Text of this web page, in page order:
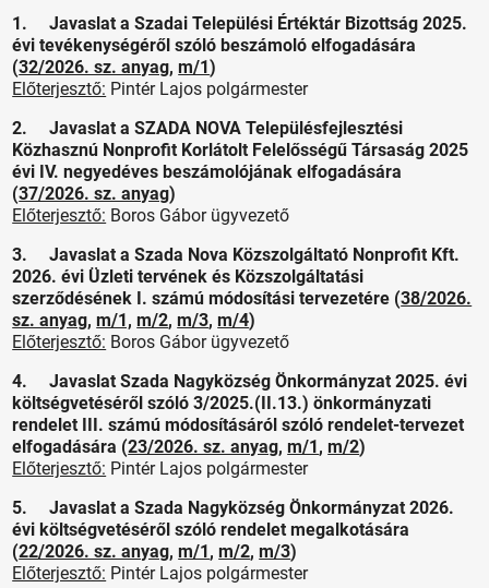
1. Javaslat a Szadai Települési Értéktár Bizottság 2025.
évi tevékenységéről szóló beszámoló elfogadására
(32/2026. sz. anyag,m/1)
Előterjesztő: Pintér Lajos polgármester
2. Javaslat a SZADA NOVA Településfejlesztési
Közhasznú Nonprofit Korlátolt Felelősségű Társaság 2025
évi IV. negyedéves beszámolójának elfogadására
(37/2026. sz. anyag)
Előterjesztő: Boros Gábor ügyvezető
3. Javaslat a Szada Nova Közszolgáltató Nonprofit Kft.
2026. évi Üzleti tervének és Közszolgáltatási
szerződésének I. számú módosítási tervezetére (38/2026.
sz. anyag,m/1, m/2,m/3,m/4)
Előterjesztő: Boros Gábor ügyvezető
4. Javaslat Szada Nagyközség Önkormányzat 2025. évi
költségvetéséről szóló 3/2025.(II.13.) önkormányzati
rendelet III. számú módosításáról szóló rendelet-tervezet
elfogadására (23/2026. sz. anyag,m/1,m/2)
Előterjesztő: Pintér Lajos polgármester
5. Javaslat a Szada Nagyközség Önkormányzat 2026.
évi költségvetéséről szóló rendelet megalkotására
(22/2026. sz. anyag,m/1,m/2,m/3)
Előterjesztő: Pintér Lajos polgármester